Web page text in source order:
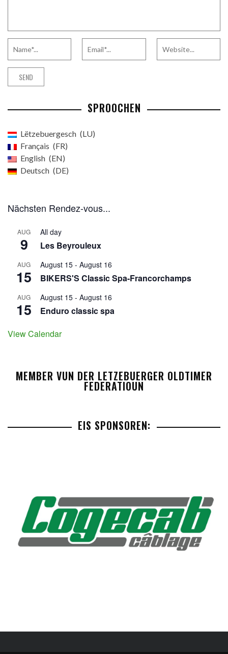
SPROOCHEN
Lëtzebuergesch
LU
Français
FR
English
EN
Deutsch
DE
Nächsten Rendez-vous...
AUG
9
All day
Les Beyrouleux
AUG
15
August 15 - August 16
BIKERS'S Classic Spa-Francorchamps
AUG
15
August 15 - August 16
Enduro classic spa
View Calendar
MEMBER VUN DER LETZEBUERGER OLDTIMER
FEDERATIOUN
EIS SPONSOREN: